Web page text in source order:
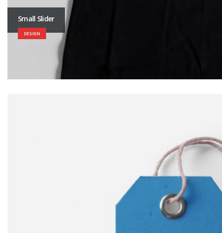
Small Slider
DESIGN